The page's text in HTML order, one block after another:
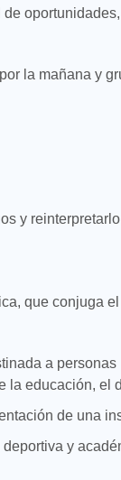
la mañana y
y
que conjuga
a
la educación, el
de una
y